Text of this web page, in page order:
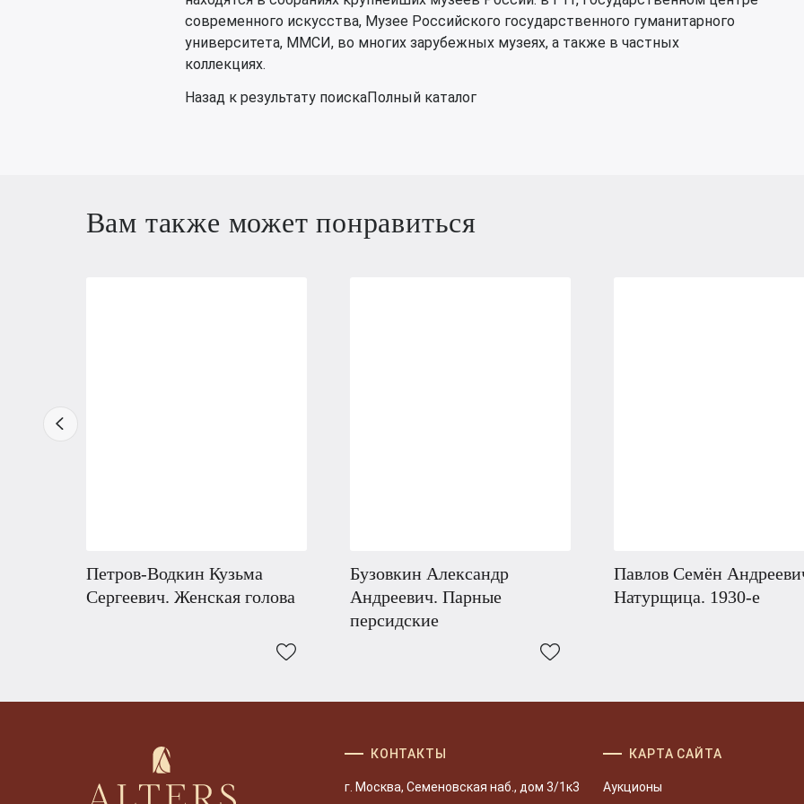
современного искусства, Музее Российского государственного гуманитарного
университета, ММСИ, во многих зарубежных музеях, а также в частных
коллекциях.
Назад к результату поискаПолный каталог
Вам также может понравиться
Петров-Водкин Кузьма
Сергеевич. Женская голова
Бузовкин Александр
Андреевич. Парные
персидские
Павлов Семён
Натурщица. 1930-е
КОНТАКТЫ
г. Москва, Семеновская наб., дом 3/1к3
КАРТА САЙТА
Аукционы